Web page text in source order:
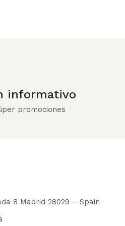
informativo
promociones
8 Madrid 28029 – Spain